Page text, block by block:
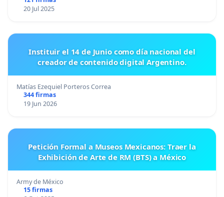
20 Jul 2025
Instituir el 14 de Junio como día nacional del
creador de contenido digital Argentino.
Matías Ezequiel Porteros Correa
344 firmas
19 Jun 2026
Petición Formal a Museos Mexicanos: Traer la
Exhibición de Arte de RM (BTS) a México
Army de México
15 firmas